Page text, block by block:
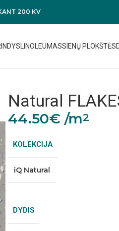
200 KV
LINOLEUMASSIENŲ PLOKŠTĖS
Natural
44.50€ /m2
KOLEKCIJA
iQ Natural
DYDIS